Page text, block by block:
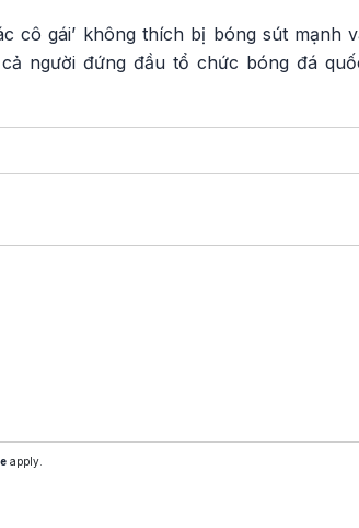
cô gái’ không thích bị bóng sút
người đứng đầu tổ chức bóng đá
apply.